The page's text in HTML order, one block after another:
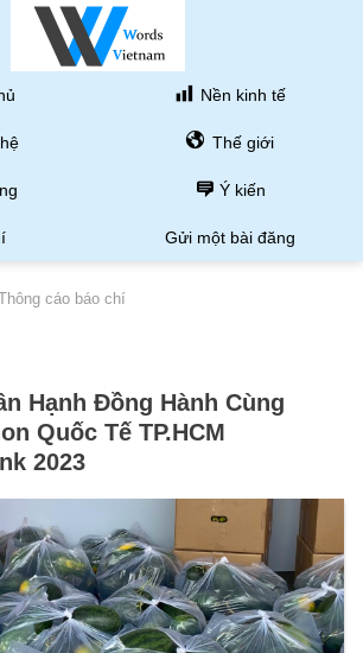
Nền kinh tế
Thế giới
Ý kiến
Gửi một bài đăng
cáo báo chí
Hạnh Đồng Hành Cùng
Quốc Tế TP.HCM
2023